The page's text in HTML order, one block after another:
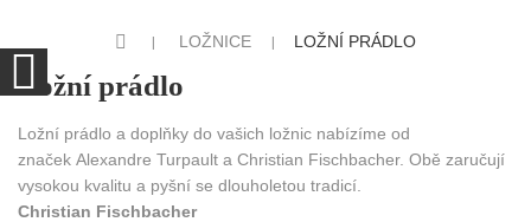
LOŽNICE LOŽNÍ PRÁDLO
Ložní prádlo
Ložní prádlo a doplňky do vašich ložnic nabízíme od
značek Alexandre Turpault a Christian Fischbacher. Obě zaručují
vysokou kvalitu a pyšní se dlouholetou tradicí.
Christian Fischbacher